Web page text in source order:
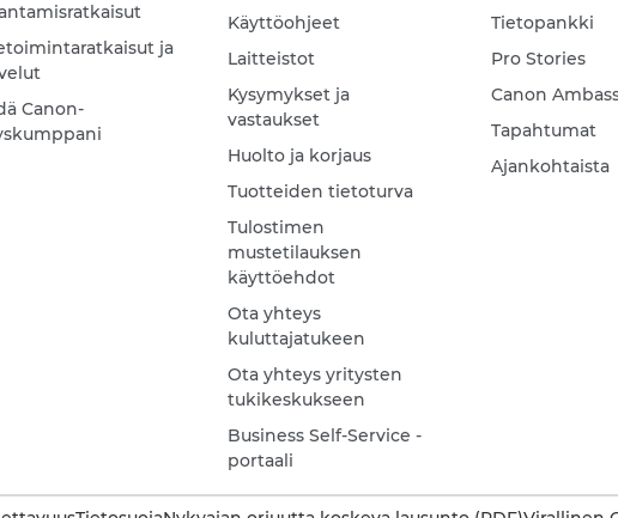
ja
Canon-
Käyttöohjeet
Laitteistot
Kysymykset ja
vastaukset
Huolto ja korjaus
Tuotteiden tietoturva
Tulostimen
mustetilauksen
käyttöehdot
Ota yhteys
kuluttajatukeen
Ota yhteys yritysten
tukikeskukseen
Business Self-Service -
portaali
Tietopankki
Pro Stories
Canon
Tapahtumat
Ajankohtaista